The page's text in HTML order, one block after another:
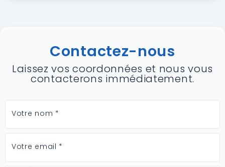
Contactez-nous
Laissez vos coordonnées et nous vous
contacterons immédiatement.
Votre nom *
Votre email *